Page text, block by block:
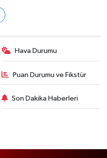
Hava Durumu
Puan Durumu ve Fikstür
Son Dakika Haberleri